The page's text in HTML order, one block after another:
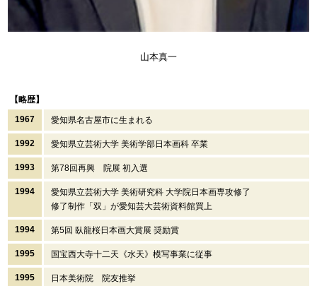
山本真一
【略歴】
1967
愛知県名古屋市に生まれる
1992 愛知県立芸術大学 美術学部日本画科 卒業
1993 第78回再興 院展 初入選
1994
愛知県立芸術大学 美術研究科 大学院日本画専攻修了
修了制作「双」が愛知芸大芸術資料館買上
1994 第5回 臥龍桜日本画大賞展 奨励賞
1995 国宝西大寺十二天《水天》模写事業に従事
1995 日本美術院 院友推挙